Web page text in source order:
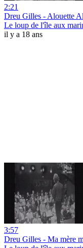
2:21
Dreu Gilles - Alouette
Le loup de l'île aux
il y a 18 ans
3:57
Dreu Gilles - Ma mère